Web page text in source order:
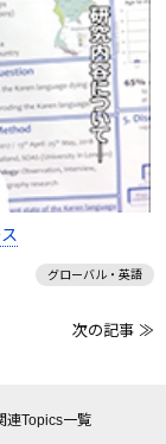
グローバル・英語
次の記事 ≫
連Topics一覧